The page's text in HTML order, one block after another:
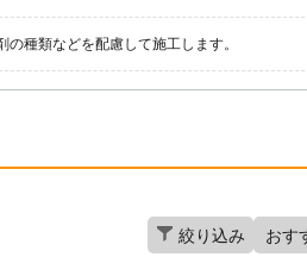
種類などを配慮して施工します。
絞り込み